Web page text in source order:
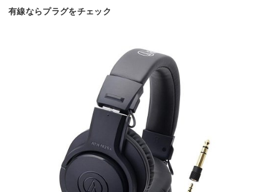
有線ならプラグをチェック